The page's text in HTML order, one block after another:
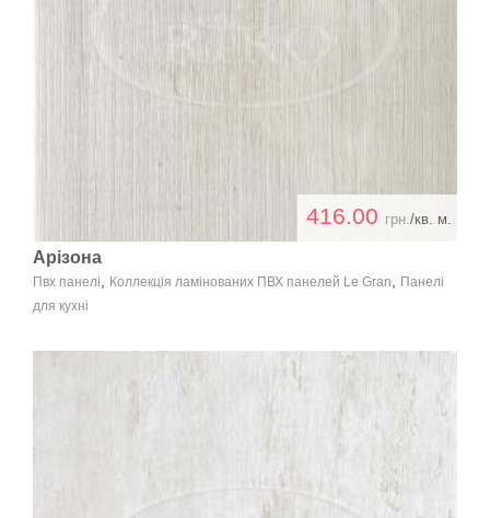
416.00 грн./кв. м.
Арізона
Пвх панелі Коллекція ламінованих ПВХ панелей Le Gran
Панелі
для кухні